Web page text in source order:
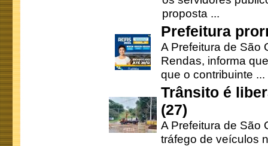
proposta ...
Prefeitura
A Prefeitura de São
Rendas, informa
que o contribuinte ...
Trânsito é
(27)
A Prefeitura de São
tráfego de veículos